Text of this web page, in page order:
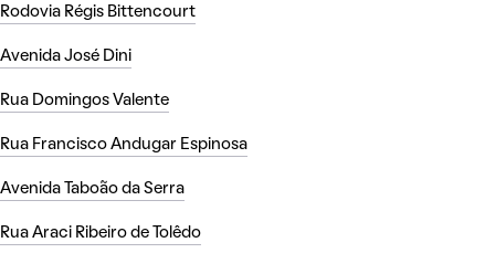
Rodovia Régis Bittencourt
Avenida José Dini
Rua Domingos Valente
Rua Francisco Andugar Espinosa
Avenida Taboão da Serra
Rua Araci Ribeiro de Tolêdo